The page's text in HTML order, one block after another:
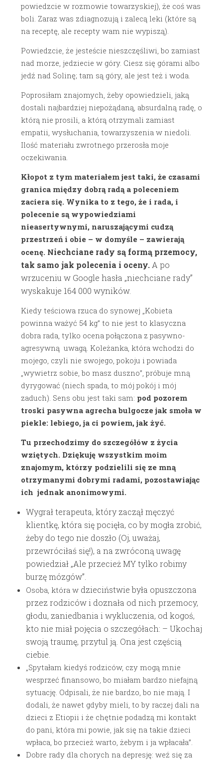
powiedzcie w rozmowie towarzyskiej), że coś was
boli. Zaraz was zdiagnozują i zalecą leki (które są
na receptę, ale recepty wam nie wypiszą).
Powiedzcie, że jesteście nieszczęśliwi, bo zamiast
nad morze, jedziecie w góry. Ciesz się górami albo
jedź nad Solinę; tam są góry, ale jest też i woda.
Poprosiłam znajomych, żeby opowiedzieli, jaką
dostali najbardziej niepożądaną, absurdalną radę, o
którą nie prosili, a którą otrzymali zamiast
empatii, wysłuchania, towarzyszenia w niedoli.
Ilość materiału zwrotnego przerosła moje
oczekiwania.
Kłopot z tym materiałem jest taki, że czasami
granica między dobrą radą a poleceniem
zaciera się. Wynika to z tego, że i rada, i
polecenie są wypowiedziami
nieasertywnymi, naruszającymi cudzą
przestrzeń i obie – w domyśle – zawierają
ocenę. Niechciane rady są formą przemocy,
tak samo jak polecenia i oceny.A po
wrzuceniu w Google hasła „niechciane rady”
wyskakuje 164 000 wyników.
Kiedy teściowa rzuca do synowej „Kobieta
powinna ważyć 54 kg” to nie jest to klasyczna
dobra rada, tylko ocena połączona z pasywno-
agresywną uwagą. Koleżanka, która wchodzi do
mojego, czyli nie swojego, pokoju i powiada
„wywietrz sobie, bo masz duszno”, próbuje mną
dyrygować (niech spada, to mój pokój i mój
zaduch). Sens obu jest taki sam: pod pozorem
troski pasywna agrecha bulgocze jak smoła w
piekle: lebiego, ja ci powiem, jak żyć.
Tu przechodzimy do szczegółów z życia
wziętych. Dziękuję wszystkim moim
znajomym, którzy podzielili się ze mną
otrzymanymi dobrymi radami, pozostawiając
ich jednak anonimowymi.
Wygrał terapeuta, który zaczął męczyć
klientkę, która się pocięła, co by mogła zrobić,
żeby do tego nie doszło (Oj, uważaj,
przewróciłaś się!), a na zwróconą uwagę
powiedział „Ale przecież MY tylko robimy
burzę mózgów”.
Osoba, która w dzieciństwie była opuszczona
przez rodziców i doznała od nich przemocy,
głodu, zaniedbania i wykluczenia, od kogoś,
kto nie miał pojęcia o szczegółach: – Ukochaj
swoją traumę, przytul ją. Ona jest częścią
ciebie.
„Spytałam kiedyś rodziców, czy mogą mnie
wesprzeć finansowo, bo miałam bardzo niefajną
sytuację. Odpisali, że nie bardzo, bo nie mają. I
dodali, że nawet gdyby mieli, to by raczej dali na
dzieci z Etiopii i że chętnie podadzą mi kontakt
do pani, która mi powie, jak się na takie dzieci
wpłaca, bo przecież warto, żebym i ja wpłacała”.
Dobre rady dla chorych na depresję: weź się za